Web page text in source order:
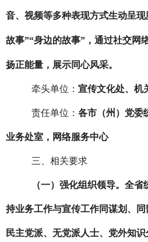
音、视频等多种表现方式生动呈现
故事”“身边的故事” ，通过社交网
扬正能量，展示同心风采。
牵头单位： 宣传文化处、机
责任单位： 各市（州）党委
业务处室，网络服务中心
三、相关要求
（一）强化组织领导。 全省
持业务工作与宣传工作同谋划、
民主党派、无党派人士、党外知